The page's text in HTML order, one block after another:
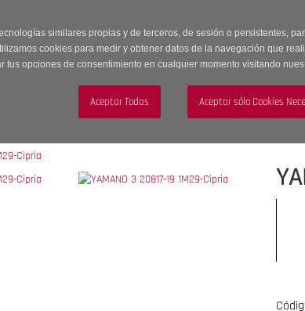
similares propias y de terceros, de sesión o persistentes,
cookies para medir y obtener datos de la navegación que
tus opciones de consentimiento en cualquier momento visitando
MUJER HOMBRE ACCESORIOS